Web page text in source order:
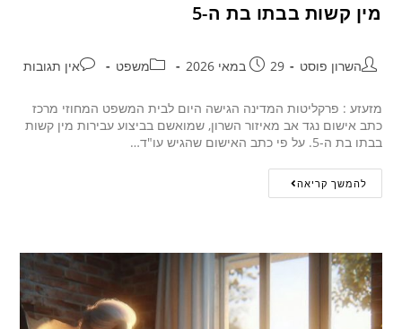
מין קשות בבתו בת ה-5
השרון פוסט 29 במאי 2026 משפט אין תגובות
מזעזע : פרקליטות המדינה הגישה היום לבית המשפט המחוזי מרכז
כתב אישום נגד אב מאיזור השרון, שמואשם בביצוע עבירות מין קשות
בבתו בת ה-5. על פי כתב האישום שהגיש עו"ד…
להמשך קריאה